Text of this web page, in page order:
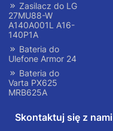
Zasilacz do LG
27MU88-W
A140A001L A16-
140P1A
Bateria do
Ulefone Armor 24
Bateria do
Varta PX625
MRB625A
Skontaktuj się z nami